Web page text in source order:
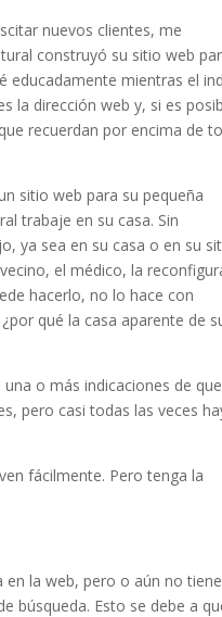
nuevos clientes, me
construyó su sitio web
educadamente mientras el
la dirección web y, si es
recuerdan por encima de
sitio web para su pequeña
trabaje en su casa. Sin
ya sea en su casa o en su
el médico, la
hacerlo, no lo hace con
qué la casa aparente de
o más indicaciones de
pero casi todas las veces
fácilmente. Pero tenga la
la web, pero o aún no
búsqueda. Esto se debe a